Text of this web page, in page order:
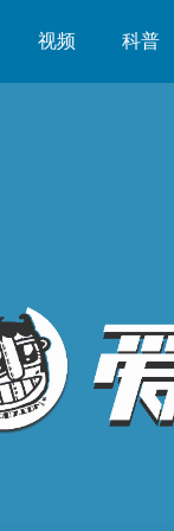
视频 科普